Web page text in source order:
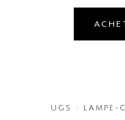
UGS : LAMPE-